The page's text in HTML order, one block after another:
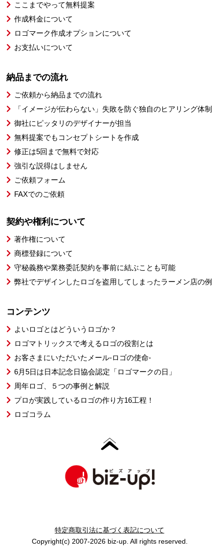
ここまでやって無料提案
作成料金について
ロゴマーク作成オプションについて
お支払いについて
納品までの流れ
ご依頼から納品までの流れ
「イメージが伝わらない」失敗を防ぐ独自のヒアリング体制
御社にピッタリのデザイナーが担当
無料提案でもコンセプトシートを作成
修正は5回まで無料で対応
強引な説得はしません
ご依頼フォーム
FAXでのご依頼
契約や権利について
著作権について
商標登録について
守秘義務や業務委託契約を事前に結ぶことも可能
弊社でデザインしたロゴを盗用してしまったラーメン店の例
コンテンツ
よいロゴとはどういうロゴか？
ロゴマトリックスで考えるロゴの役割とは
お客さまにいただいたメール-ロゴの使命-
6月5日は日本記念日協会認定「ロゴマークの日」
周年ロゴ、５つの事例と解説
プロが実践しているロゴの作り方16工程！
ロゴコラム
特定商取引法に基づく表記について
Copyright(c) 2007-2026 biz-up. All rights reserved.